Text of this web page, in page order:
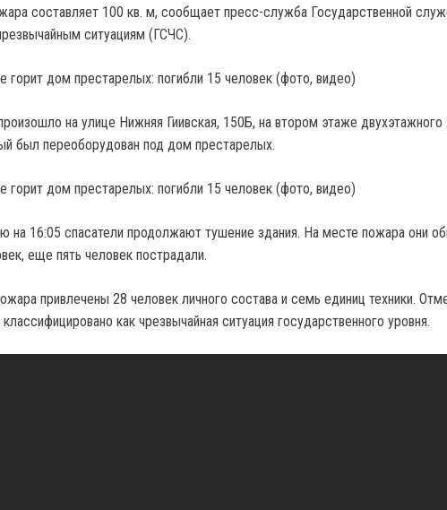
составляет 100 кв. м, сообщает пресс-служба Государственной
ситуациям (ГСЧС).
на улице Нижняя Гиивская, 150Б, на втором этаже
был переоборудован под дом престарелых.
на 16:05 спасатели продолжают тушение здания. На месте пожара они
еще пять человек пострадали.
привлечены 28 человек личного состава и семь единиц техники.
как чрезвычайная ситуация государственного уровня.